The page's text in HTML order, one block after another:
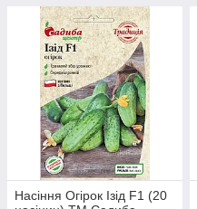
Насіння Огірок Ізід F1 (20